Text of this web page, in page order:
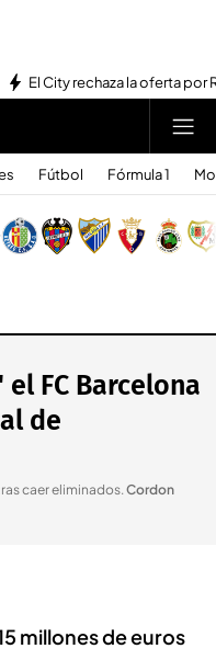
El City rechaza la oferta por
Fútbol Fórmula 1
FC Barcelona
de
caer eliminados.Cordon
millones de euros